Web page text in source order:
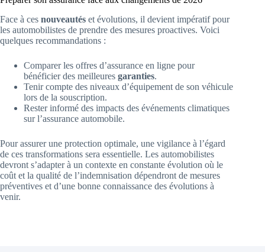
Face à ces nouveautés et évolutions, il devient impératif pour
les automobilistes de prendre des mesures proactives. Voici
quelques recommandations :
Comparer les offres d’assurance en ligne pour
bénéficier des meilleures garanties.
Tenir compte des niveaux d’équipement de son véhicule
lors de la souscription.
Rester informé des impacts des événements climatiques
sur l’assurance automobile.
Pour assurer une protection optimale, une vigilance à l’égard
de ces transformations sera essentielle. Les automobilistes
devront s’adapter à un contexte en constante évolution où le
coût et la qualité de l’indemnisation dépendront de mesures
préventives et d’une bonne connaissance des évolutions à
venir.